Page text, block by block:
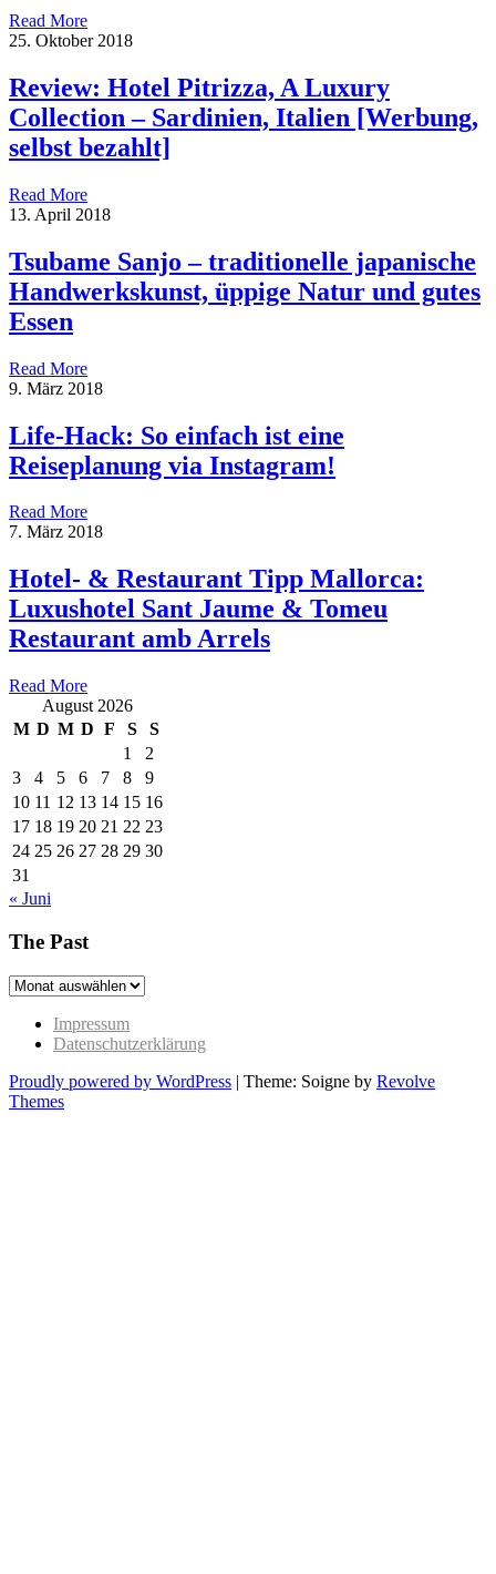
Read More
25. Oktober 2018
Review: Hotel Pitrizza, A Luxury
Collection – Sardinien, Italien [Werbung,
selbst bezahlt]
Read More
13. April 2018
Tsubame Sanjo – traditionelle japanische
Handwerkskunst, üppige Natur und gutes
Essen
Read More
9. März 2018
Life-Hack: So einfach ist eine
Reiseplanung via Instagram!
Read More
7. März 2018
Hotel- & Restaurant Tipp Mallorca:
Luxushotel Sant Jaume & Tomeu
Restaurant amb Arrels
Read More
August 2026
M D M D F S
S
1
2
3
4 5 6 7 8
9
10 11 12 13 14 15 16
17 18 19 20 21 22 23
24 25 26 27 28 29 30
31
« Juni
The Past
The
Impressum
Datenschutzerklärung
Proudly powered by WordPress | Theme: Soigne by Revolve
Themes